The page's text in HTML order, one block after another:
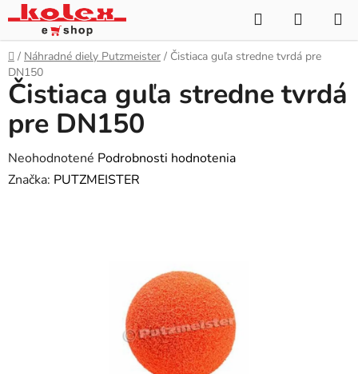
Prejsť
na
obsah
Hľadať
KOŠÍK
Domov
/ Náhradné diely Putzmeister / Čistiaca guľa stredne tvrdá pre
DN150
Čistiaca guľa stredne tvrdá
pre DN150
Priemerné
hodnotenie
Neohodnotené Podrobnosti hodnotenia
Značka: PUTZMEISTER